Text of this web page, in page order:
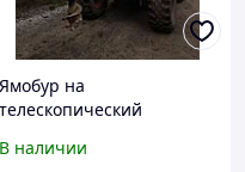
Ямобур на
телескопический
Delta (Англия)
В наличии